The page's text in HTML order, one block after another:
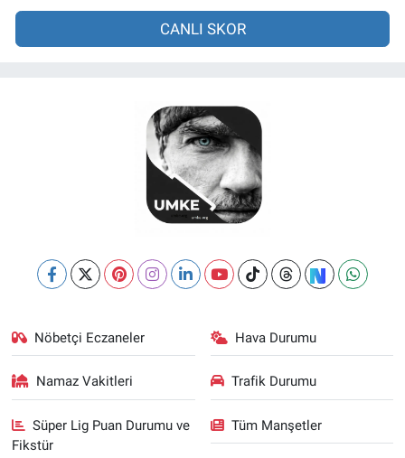
CANLI SKOR
Nöbetçi Eczaneler Hava Durumu
Namaz Vakitleri Trafik Durumu
Süper Lig Puan Durumu ve
Fikstür
Tüm Manşetler